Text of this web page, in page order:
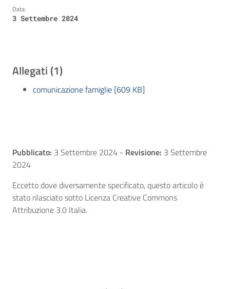
Data:
3 Settembre 2024
Allegati (1)
comunicazione famiglie [609 KB]
Pubblicato: 3 Settembre 2024 - Revisione: 3 Settembre
2024
Eccetto dove diversamente specificato, questo articolo è
stato rilasciato sotto Licenza Creative Commons
Attribuzione 3.0 Italia.